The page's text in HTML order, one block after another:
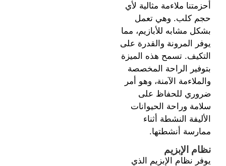
أحزمتنا ملاءمة مثالية لأي
حجم كلب. وهي تعمل
بشكل مشابه للأبازيم، مما
يوفر المرونة والقدرة على
التكيف. تسمح هذه الميزة
بتوفير الراحة المخصصة
والملاءمة الآمنة، وهو أمر
ضروري للحفاظ على
سلامة وراحة الحيوانات
الأليفة النشطة أثناء
ممارسة أنشطتها.
نظام الإبزيم
يوفر نظام الإبزيم الذي